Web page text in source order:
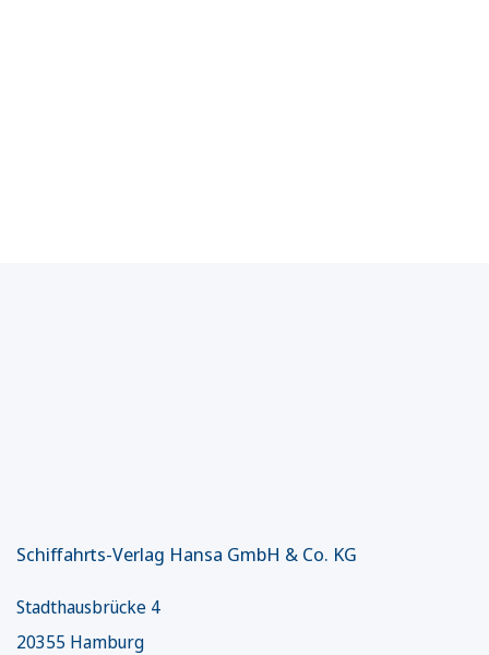
Schiffahrts-Verlag Hansa GmbH & Co. KG
Stadthausbrücke 4
20355 Hamburg